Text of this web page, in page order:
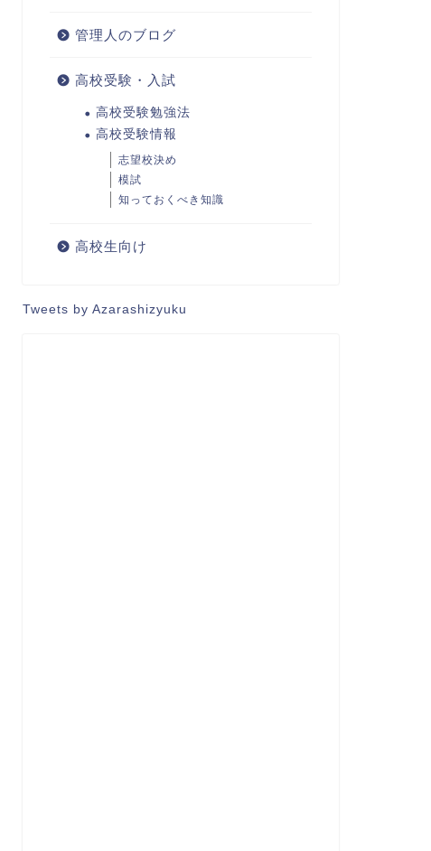
管理人のブログ
高校受験・入試
高校受験勉強法
高校受験情報
志望校決め
模試
知っておくべき知識
高校生向け
Tweets by Azarashizyuku